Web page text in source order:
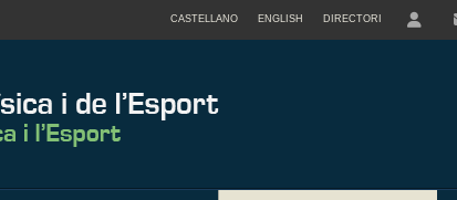
CASTELLANO ENGLISH DIRECTORI